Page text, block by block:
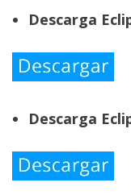
Descarga
Descarga